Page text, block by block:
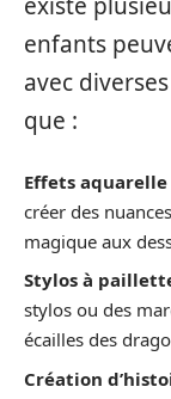
enfants
avec
que :
Effets aquarelle
créer des
magique aux
Stylos à
stylos ou des
écailles des
Création